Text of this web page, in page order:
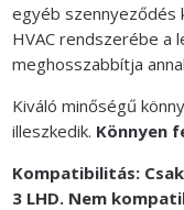
egyéb szennyeződés
HVAC rendszerébe a
meghosszabbítja
Kiváló minőségű
illeszkedik. Könnyen
Kompatibilitás:
3 LHD. Nem